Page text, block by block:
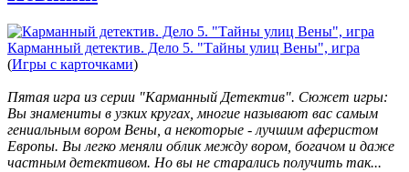
Карманный детектив. Дело 5. "Тайны улиц Вены", игра
(Игры с карточками)
Пятая игра из серии "Карманный Детектив". Сюжет игры:
Вы знамениты в узких кругах, многие называют вас самым
гениальным вором Вены, а некоторые - лучшим аферистом
Европы. Вы легко меняли облик между вором, богачом и даже
частным детективом. Но вы не старались получить так...